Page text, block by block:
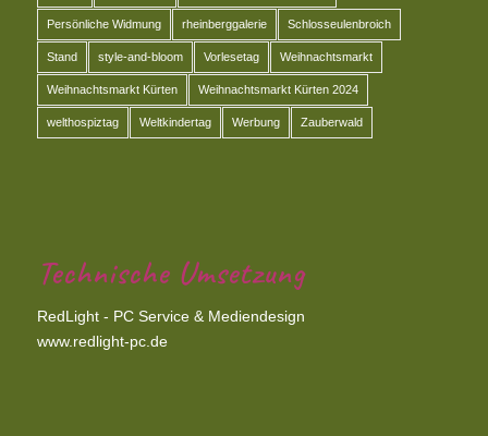
Persönliche Widmung rheinberggalerie Schlosseulenbroich
Stand style-and-bloom Vorlesetag Weihnachtsmarkt
Weihnachtsmarkt Kürten Weihnachtsmarkt Kürten 2024
welthospiztag Weltkindertag Werbung Zauberwald
Technische Umsetzung
RedLight - PC Service & Mediendesign
www.redlight-pc.de